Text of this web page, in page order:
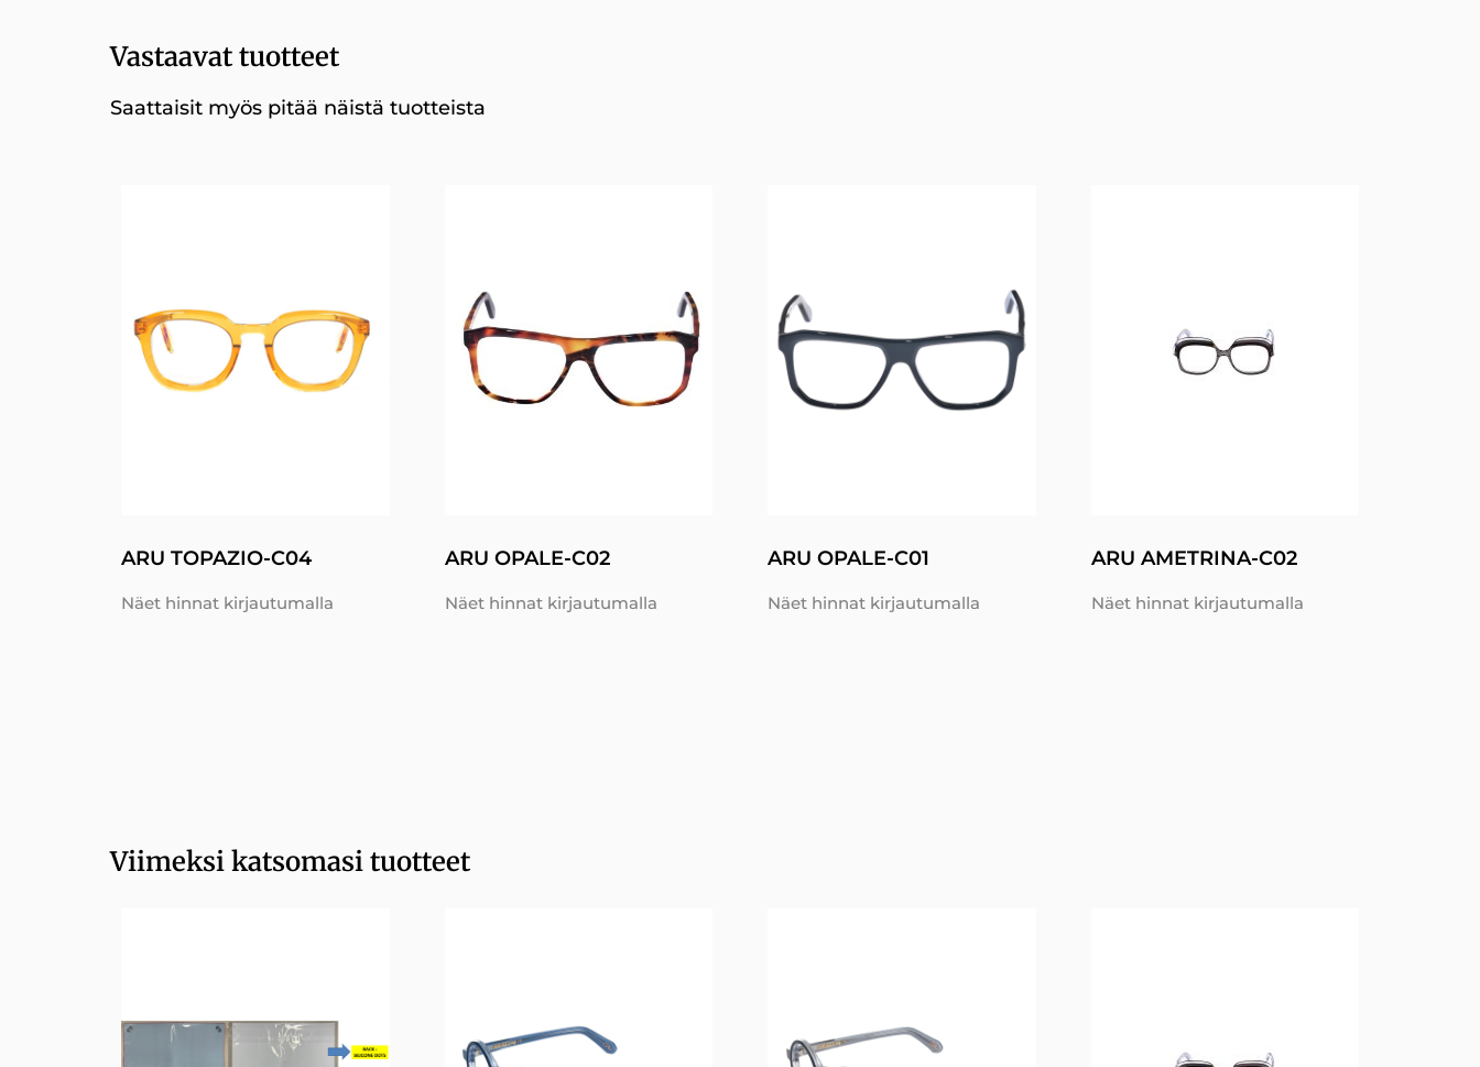
Vastaavat tuotteet
Saattaisit myös pitää näistä tuotteista
ARU TOPAZIO-C04
Näet hinnat kirjautumalla
ARU OPALE-C02
Näet hinnat kirjautumalla
ARU OPALE-C01
Näet hinnat kirjautumalla
ARU AMETRINA-C02
Näet hinnat kirjautumalla
Viimeksi katsomasi tuotteet